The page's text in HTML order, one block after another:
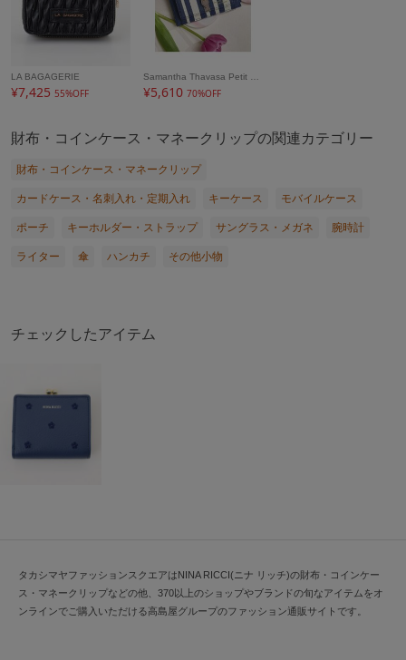
LA BAGAGERIE
¥7,425 55%OFF ¥5,61070%OFF
財布・コインケース・マネークリップの関連カテゴリー
財布・コインケース・マネークリップ
カードケース・名刺入れ・定期入れ キーケース モバイルケース
ポーチ キーホルダー・ストラップ サングラス・メガネ 腕時計
ライター 傘 ハンカチ その他小物
チェックしたアイテム
タカシマヤファッションスクエアはNINA RICCI(ニナ リッチ)の財布・コインケー
ス・マネークリップなどの他、370以上のショップやブランドの旬なアイテムをオ
ンラインでご購入いただける高島屋グループのファッション通販サイトです。